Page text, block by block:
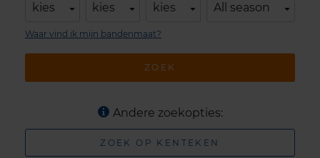
kies kies kies All season
ZOEK
Waar vind ik mijn bandenmaat?
Andere zoekopties:
ZOEK OP KENTEKEN